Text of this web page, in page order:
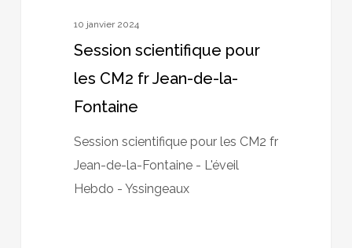
10 janvier 2024
Session scientifique pour
les CM2 fr Jean-de-la-
Fontaine
Session scientifique pour les CM2 fr
Jean-de-la-Fontaine - L'éveil
Hebdo - Yssingeaux